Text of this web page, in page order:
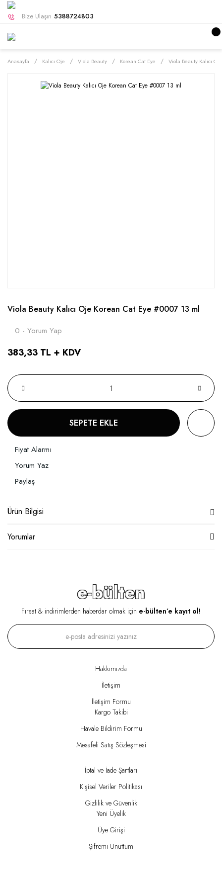
Bize Ulaşın 5388724803
Anasayfa Kalıcı Oje Viola Beauty Korean Cat Eye Viola Beauty Kalıcı
Viola Beauty Kalıcı Oje Korean Cat Eye #0007 13 ml
0 - Yorum Yap
383,33 TL + KDV
SEPETE EKLE
Fiyat Alarmı
Yorum Yaz
Paylaş
Ürün Bilgisi
Yorumlar
e-bülten
Fırsat & indirimlerden haberdar olmak için e-bülten’e kayıt ol!
Hakkımızda
İletişim
İletişim Formu
Kargo Takibi
Havale Bildirim Formu
Mesafeli Satış Sözleşmesi
İptal ve İade Şartları
Kişisel Veriler Politikası
Gizlilik ve Güvenlik
Yeni Üyelik
Üye Girişi
Şifremi Unuttum